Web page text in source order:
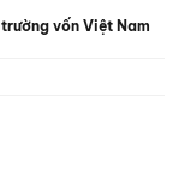
vốn Việt Nam